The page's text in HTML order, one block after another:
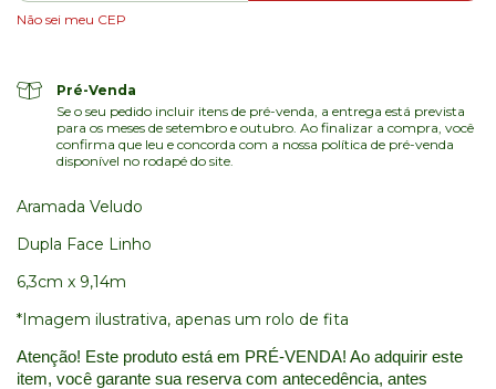
Não sei meu CEP
Pré-Venda
Se o seu pedido incluir itens de pré-venda, a entrega está prevista
para os meses de setembro e outubro. Ao finalizar a compra, você
confirma que leu e concorda com a nossa política de pré-venda
disponível no rodapé do site.
Aramada Veludo
Dupla Face Linho
6,3cm x 9,14m
*Imagem ilustrativa, apenas um rolo de fita
Atenção! Este produto está em PRÉ-VENDA! Ao adquirir este
item, você garante sua reserva com antecedência, antes